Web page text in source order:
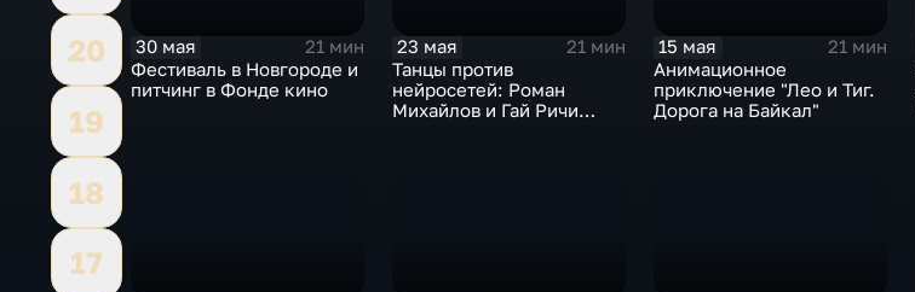
20
19
18
17
30 мая
21 мин
Фестиваль в Новгороде и
питчинг в Фонде кино
23 мая
21 мин
Танцы против
нейросетей: Роман
Михайлов и Гай Ричи
15 мая
21 мин
Анимационное
приключение "Лео и Тиг.
Дорога на Байкал"